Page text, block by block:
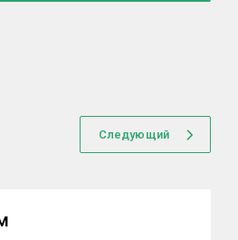
Следующий